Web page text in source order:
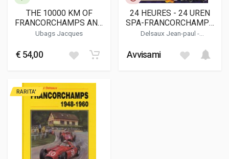
THE 10000 KM OF
FRANCORCHAMPS AND
ITS METAMORPHOSES
Ubags Jacques
€ 54,00
24 HEURES - 24 UREN
SPA-FRANCORCHAMPS
1924-1998
Delsaux Jean-paul -
Steenkiste Andre'
Avvisami
RARITA'